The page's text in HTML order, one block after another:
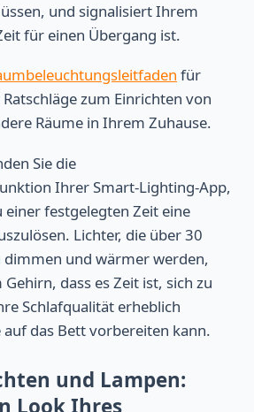
und signalisiert Ihrem
für einen Übergang ist.
für
zum Einrichten von
Räume in Ihrem Zuhause.
Sie die
Ihrer Smart-Lighting-App,
einer festgelegten Zeit eine
Lichter, die über 30
und wärmer werden,
dass es Zeit ist, sich zu
Schlafqualität erheblich
auf das Bett vorbereiten kann.
und Lampen:
Look Ihres